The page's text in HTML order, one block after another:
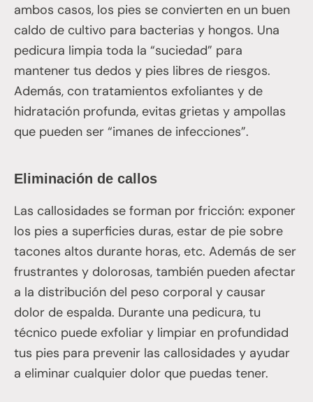
ambos casos, los pies se convierten en un buen
caldo de cultivo para bacterias y hongos. Una
pedicura limpia toda la “suciedad” para
mantener tus dedos y pies libres de riesgos.
Además, con tratamientos exfoliantes y de
hidratación profunda, evitas grietas y ampollas
que pueden ser “imanes de infecciones”.
Eliminación de callos
Las callosidades se forman por fricción: exponer
los pies a superficies duras, estar de pie sobre
tacones altos durante horas, etc. Además de ser
frustrantes y dolorosas, también pueden afectar
a la distribución del peso corporal y causar
dolor de espalda. Durante una pedicura, tu
técnico puede exfoliar y limpiar en profundidad
tus pies para prevenir las callosidades y ayudar
a eliminar cualquier dolor que puedas tener.